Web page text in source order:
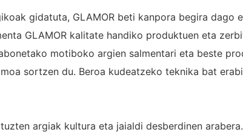
gidatuta, GLAMOR beti kanpora begira
GLAMOR kalitate handiko produktuen eta
motiboko argien salmentari eta beste
sortzen du. Beroa kudeatzeko teknika bat
argiak kultura eta jaialdi desberdinen arabera.